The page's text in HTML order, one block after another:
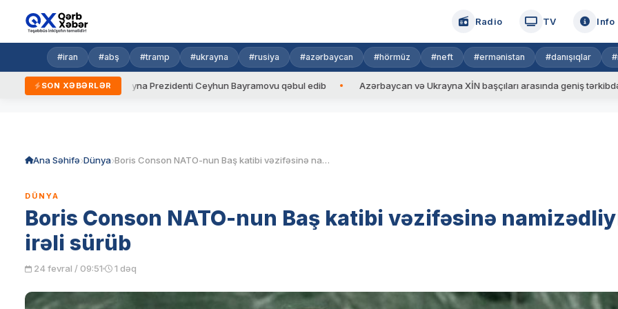
Radio TV Info
#iran #abş #tramp #ukrayna #rusiya #azərbaycan #hörmüz #neft #ermənistan #danışıqlar
SON XƏBƏRLƏR
Ukrayna Prezidenti Ceyhun Bayramovu qəbul edib Azərbaycan və Ukrayna XİN başçıları arasında geniş tərkibdə görüş
Ana Səhifə Dünya Boris Conson NATO-nun Baş katibi vəzifəsinə namizədliyini irəli sürüb
DÜNYA
Boris Conson NATO-nun Baş katibi vəzifəsinə
irəli sürüb
24 fevral / 09:51 1 dəq